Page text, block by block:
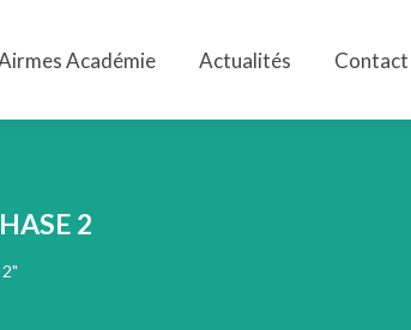
Académie Actualités Contact
2